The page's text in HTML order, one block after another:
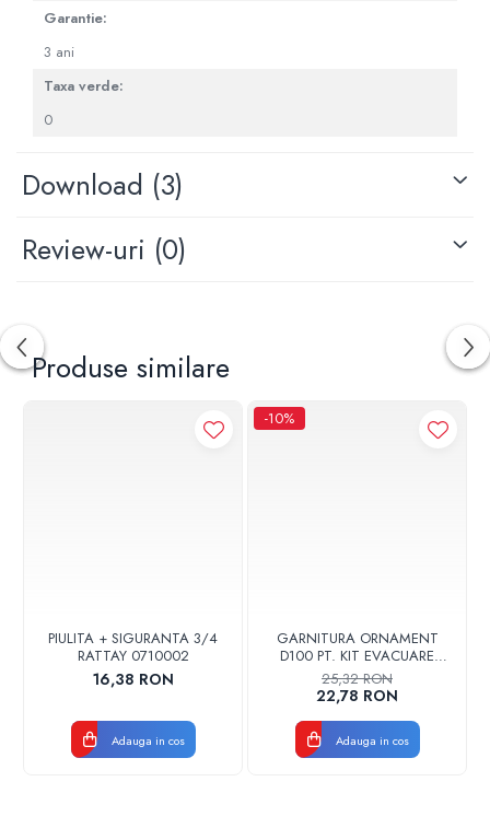
Garantie:
3 ani
Taxa verde:
0
Download (3)
Review-uri (0)
Produse similare
PIULITA + SIGURANTA 3/4
RATTAY 0710002
16,38 RON
Adauga in cos
-10%
GARNITURA ORNAMENT
D100 PT. KIT EVACUARE
CENTRALA FGGE100
25,32 RON
22,78 RON
Adauga in cos